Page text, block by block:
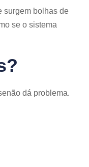
surgem bolhas de
se o sistema
dá problema.